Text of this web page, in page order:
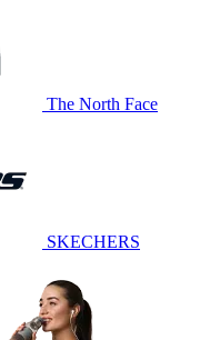
The North Face
SKECHERS